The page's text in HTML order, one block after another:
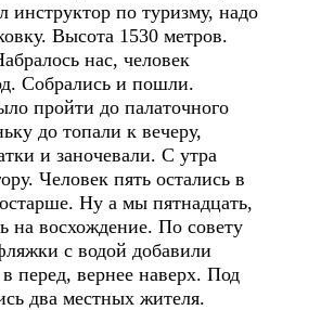
инструктор по туризму, надо
Высота 1530 метров.
нас, человек
Собрались и пошли.
пройти до палаточного
до топали к вечеру,
и заночевали. С утра
Человек пять остались в
Ну а мы пятнадцать,
на восхождение. По совету
с водой добавили
перед, вернее наверх. Под
два местных жителя.